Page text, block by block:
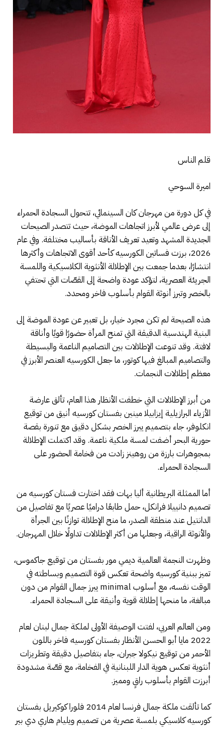
قلم الناس
اميرة السوحي
في كل دورة من مهرجان كان السينمائي، تتحول السجادة الحمراء
إلى عرض عالمي لأبرز اتجاهات الموضة، حيث تتصدر الصيحات
الجديدة المشهد وتعيد تعريف الأناقة بأساليب مختلفة. وفي عام
2026، برزت فساتين الكورسيه كأحد أقوى الاتجاهات وأكثرها
انتشارًا، بعدما جمعت بين الإطلالة الأنثوية الكلاسيكية واللمسة
الجريئة العصرية، لتؤكد عودة واضحة إلى القصّات التي تحتفي
بالخصر وتبرز أنوثة القوام بأسلوب فاخر ومحدد.
هذه الصيحة لم تكن مجرد خيار، بل تعبير عن عودة الموضة إلى
البنية الهندسية الدقيقة التي تمنح المرأة حضورًا قويًا وأناقة
لافتة. وقد تنوعت الإطلالات بين التصاميم الناعمة والبسيطة
والتصاميم المبالغ فيها كوتور، ما جعل الكورسيه العنصر الأبرز في
معظم إطلالات النجمات.
من أبرز الإطلالات التي خطفت الأنظار هذا العام، تألق عارضة
الأزياء البرازيلية إيزابيلا مينين بفستان كورسيه أنيق من توقيع
انكلوفر، جاء بتصميم يبرز الخصر بشكل دقيق مع تنورة بقصة
حورية البحر أضفت لمسة ملكية ناعمة. وقد اكتملت الإطلالة
بمجوهرات بارزة من روهينز زادت من فخامة الحضور على
السجادة الحمراء.
أما الممثلة البريطانية أليا بهات فقد اختارت فستان كورسيه من
تصميم دانييلا فرانكل، حمل طابعًا دراميًا عصريًا مع تفاصيل من
الدانتيل عند منطقة الصدر، ما منح الإطلالة توازنًا بين الجرأة
والأنوثة الراقية، وجعلها من أكثر الإطلالات تداولًا خلال المهرجان.
وظهرت النجمة العالمية ديمي مور بفستان من توقيع جاكموس،
تميز ببنية كورسيه واضحة تعكس قوة التصميم وبساطته في
الوقت نفسه، مع أسلوب minimal يبرز جمال القوام من دون
مبالغة، ما منحها إطلالة قوية وأنيقة على السجادة الحمراء.
ومن العالم العربي، لفتت الوصيفة الأولى لملكة جمال لبنان لعام
2022 مايا أبو الحسن الأنظار بفستان كورسيه فاخر باللون
الأحمر من توقيع نيكولا جبران، جاء بتفاصيل دقيقة وتطريزات
أنثوية تعكس هوية الدار اللبنانية في الفخامة، مع قصّة مشدودة
أبرزت القوام بأسلوب راقٍ ومميز.
كما تألقت ملكة جمال فرنسا لعام 2014 فلورا كوكيريل بفستان
كورسيه كلاسيكي بلمسة عصرية من تصميم ويليام هاري دي بير